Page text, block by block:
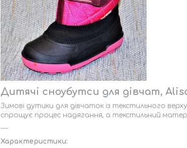
Дитячі сноубутси для дівчат,
Зимові дутики для дівчаток із текстильного
спрощує процес надягання, а текстильний
---
Характеристики: